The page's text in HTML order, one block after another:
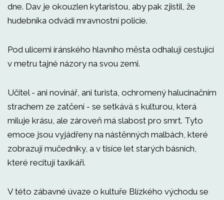
dne. Dav je okouzlen kytaristou, aby pak zjistil, že
hudebníka odvádí mravnostní policie.
Pod ulicemi íránského hlavního města odhalují cestující
v metru tajné názory na svou zemi.
Učitel - ani novinář, ani turista, ochromený halucinačním
strachem ze zatčení - se setkává s kulturou, která
miluje krásu, ale zároveň má slabost pro smrt. Tyto
emoce jsou vyjádřeny na nástěnných malbách, které
zobrazují mučedníky, a v tisíce let starých básních,
které recitují taxikáři.
V této zábavné úvaze o kultuře Blízkého východu se